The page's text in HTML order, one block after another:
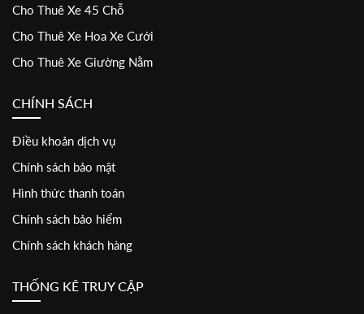
Cho Thuê Xe 45 Chỗ
Cho Thuê Xe Hoa Xe Cưới
Cho Thuê Xe Giường Nằm
CHÍNH SÁCH
Điều khoản dịch vụ
Chính sách bảo mật
Hình thức thanh toán
Chính sách bảo hiểm
Chính sách khách hàng
THỐNG KÊ TRUY CẬP